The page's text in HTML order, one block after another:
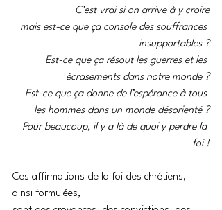
C’est vrai si on arrive à y croire
mais est-ce que ça console des souffrances
insupportables ?
Est-ce que ça résout les guerres et les
écrasements dans notre monde ?
Est-ce que ça donne de l’espérance à tous
les hommes dans un monde désorienté ?
Pour beaucoup, il y a là de quoi y perdre la
foi !
Ces affirmations de la foi des chrétiens,
ainsi formulées,